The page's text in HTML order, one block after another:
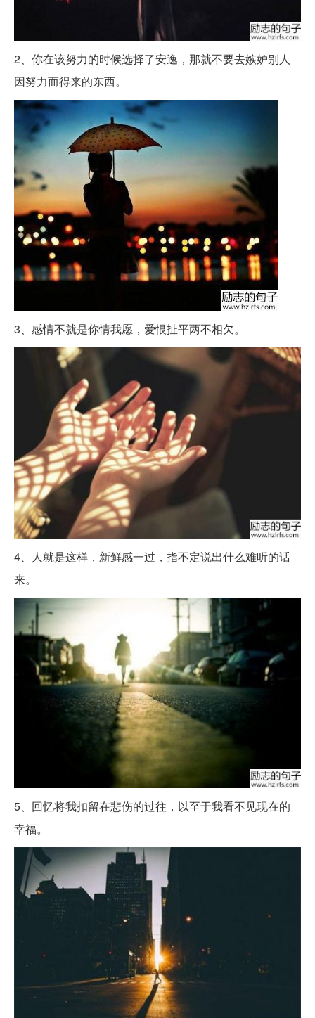
2、你在该努力的时候选择了安逸，那就不要去嫉妒别人
因努力而得来的东西。
3、感情不就是你情我愿，爱恨扯平两不相欠。
4、人就是这样，新鲜感一过，指不定说出什么难听的话
来。
5、回忆将我扣留在悲伤的过往，以至于我看不见现在的
幸福。